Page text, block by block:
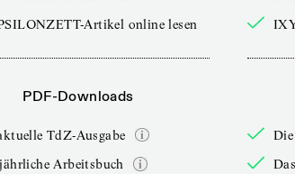
Artikel online lesen
PDF-Downloads
TdZ-Ausgabe
Arbeitsbuch